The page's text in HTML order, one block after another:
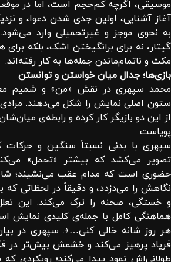
موسیقی، اگرچه کم‌حجم است، اما در
آغاز آشنایی، اولین جدی شدن دعوا، و
به نحوی موجز و غیرتحمیلی وارد
گیتار، نه برای برانگیختن اشک، بلکه
مکث و ناتمام‌ماندن جمله‌ها به کار رفته‌اند.
بازی‌ها؛ جدال میان خواستن و توانستن
محمد سپهری در نقش «من» و شمیم
ستون اصلی نمایش را شکل می‌دهند. مرادی
از این دو بازیگر کار کرده و رابطه‌ی
پویاست.
سپهری با بدنی نسبتاً سنگین و حرکات
تصویر می‌کشد که بیشتر «تحمل»
حضوری است که مدام عقب می‌نشیند؛
نگاهش را می‌دزدد، و دقیقاً در لحظاتی که
و خستگی، صحنه را ترک می‌کند. این
هماهنگی کامل با جمله‌ی کلیدی نمایش
هر روز شانه خالی کنی…». سپهری در
فریاد پرهیز می‌کند و خشمش بیش‌تر
طولانی‌اش نمود پیدا می‌کند؛ رویکردی که